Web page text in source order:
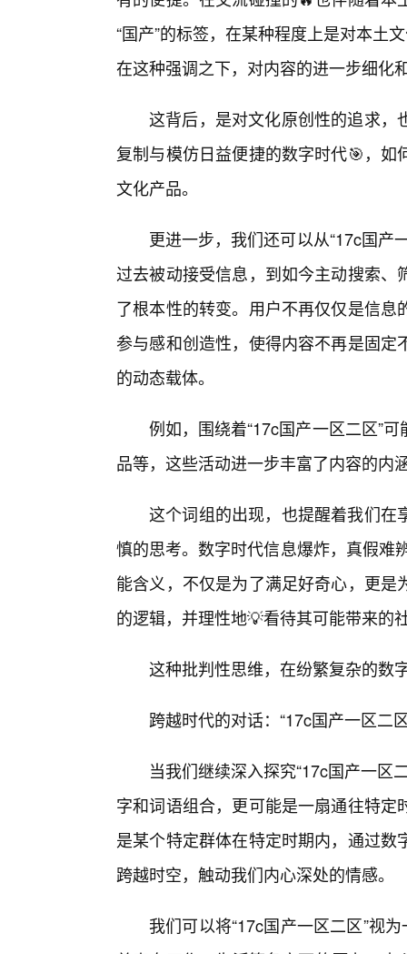
“国产”的标签，在某种程度上是对本土
在这种强调之下，对内容的进一步细化
这背后，是对文化原创性的追求，
复制与模仿日益便捷的数字时代🎯，
文化产品。
更进一步，我们还可以从“17c国产
过去被动接受信息，到如今主动搜索
了根本性的转变。用户不再仅仅是信
参与感和创造性，使得内容不再是固
的动态载体。
例如，围绕着“17c国产一区二区”
品等，这些活动进一步丰富了内容的内
这个词组的出现，也提醒着我们在
慎的思考。数字时代信息爆炸，真假难
能含义，不仅是为了满足好奇心，更
的逻辑，并理性地💡看待其可能带来的
这种批判性思维，在纷繁复杂的数
跨越时代的对话：“17c国产一区二
当我们继续深入探究“17c国产一区
字和词语组合，更可能是一扇通往特
是某个特定群体在特定时期内，通过
跨越时空，触动我们内心深处的情感。
我们可以将“17c国产一区二区”视